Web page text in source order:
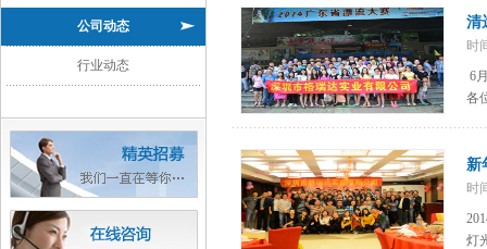
公司动态
行业动态
清
时
6
各
新
时
灯